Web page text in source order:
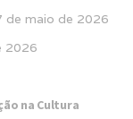
de maio de 2026
2026
na Cultura